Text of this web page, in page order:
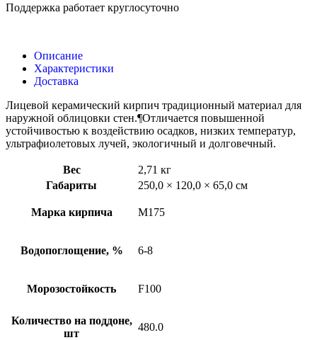
Поддержка работает круглосуточно
Описание
Характеристики
Доставка
Лицевой керамический кирпич традиционный материал для
наружной облицовки стен.¶Отличается повышенной
устойчивостью к воздействию осадков, низких температур,
ультрафиолетовых лучей, экологичный и долговечный.
Вес
2,71 кг
Габариты
250,0 × 120,0 × 65,0 см
Марка кирпича М175
Водопоглощение, % 6-8
Морозостойкость F100
Количество на поддоне,
шт
480.0